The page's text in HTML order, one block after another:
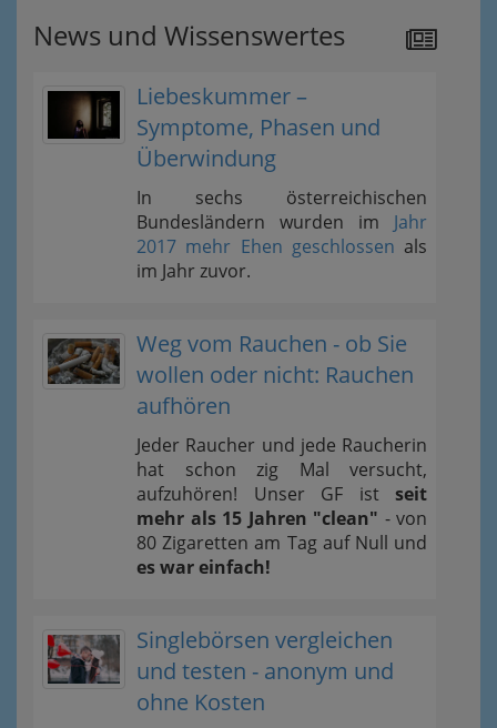
News und Wissenswertes
Liebeskummer –
Symptome, Phasen und
Überwindung
In sechs österreichischen
Bundesländern wurden im Jahr
2017 mehr Ehen geschlossen als
im Jahr zuvor.
Weg vom Rauchen - ob Sie
wollen oder nicht: Rauchen
aufhören
Jeder Raucher und jede Raucherin
hat schon zig Mal versucht,
aufzuhören! Unser GF ist seit
mehr als 15 Jahren "clean" - von
80 Zigaretten am Tag auf Null und
es war einfach!
Singlebörsen vergleichen
und testen - anonym und
ohne Kosten